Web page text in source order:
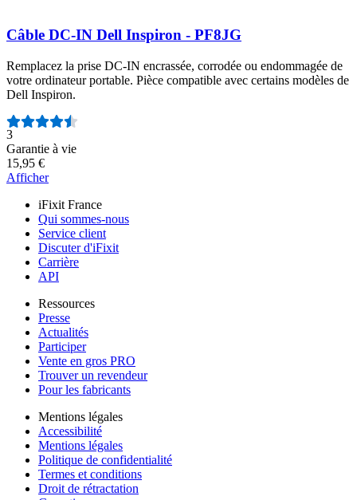
Câble DC-IN Dell Inspiron - PF8JG
Remplacez la prise DC-IN encrassée, corrodée ou endommagée de
votre ordinateur portable. Pièce compatible avec certains modèles de
Dell Inspiron.
Nombre d'avis :
3
Garantie à vie
15,95 €
Afficher
iFixit France
Qui sommes-nous
Service client
Discuter d'iFixit
Carrière
API
Ressources
Presse
Actualités
Participer
Vente en gros PRO
Trouver un revendeur
Pour les fabricants
Mentions légales
Accessibilité
Mentions légales
Politique de confidentialité
Termes et conditions
Droit de rétractation